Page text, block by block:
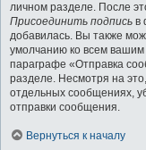
личном разделе. После
Присоединить подпись в
добавилась. Вы также
умолчанию ко всем
параграфе «Отправка
разделе. Несмотря на
отдельных сообщениях,
отправки сообщения.
Вернуться к началу